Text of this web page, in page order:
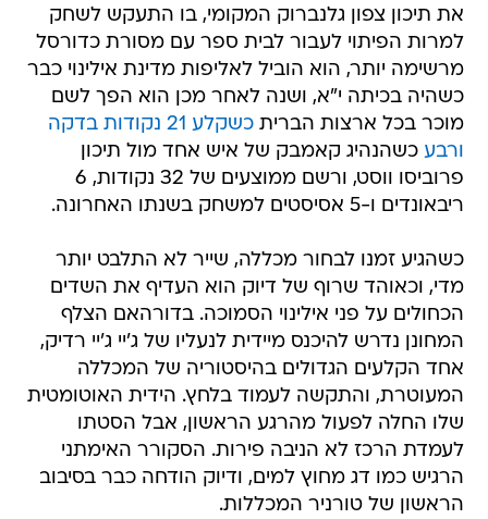
את תיכון צפון גלנברוק המקומי, בו התעקש לשחק
למרות הפיתוי לעבור לבית ספר עם מסורת כדורסל
מרשימה יותר, הוא הוביל לאליפות מדינת אילינוי כבר
כשהיה בכיתה י"א, ושנה לאחר מכן הוא הפך לשם
מוכר בכל ארצות הברית
כשקלע 21 נקודות בדקה
ורבע כשהנהיג קאמבק של איש אחד מול תיכון
פרוביסו ווסט, ורשם ממוצעים של 32 נקודות, 6
ריבאונדים ו-5 אסיסטים למשחק בשנתו האחרונה.
כשהגיע זמנו לבחור מכללה, שייר לא התלבט יותר
מדי, וכאוהד שרוף של דיוק הוא העדיף את השדים
הכחולים על פני אילינוי הסמוכה. בדורהאם הצלף
המחונן נדרש להיכנס מיידית לנעליו של ג'יי ג'יי רדיק,
אחד הקלעים הגדולים בהיסטוריה של המכללה
המעוטרת, והתקשה לעמוד בלחץ. הידית האוטומטית
שלו החלה לפעול מהרגע הראשון, אבל הסטתו
לעמדת הרכז לא הניבה פירות. הסקורר האימתני
הרגיש כמו דג מחוץ למים, ודיוק הודחה כבר בסיבוב
הראשון של טורניר המכללות.